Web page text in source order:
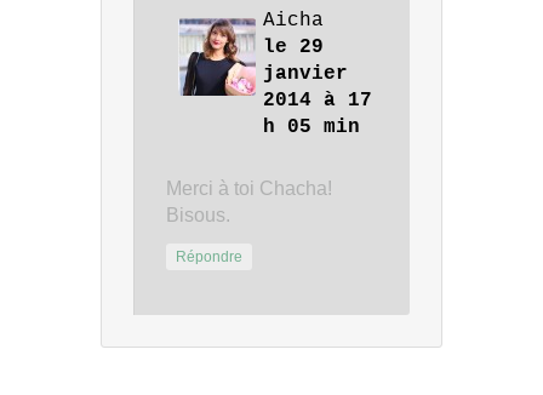
Aicha
le 29
janvier
2014 à 17
h 05 min
Merci à toi Chacha!
Bisous.
Répondre